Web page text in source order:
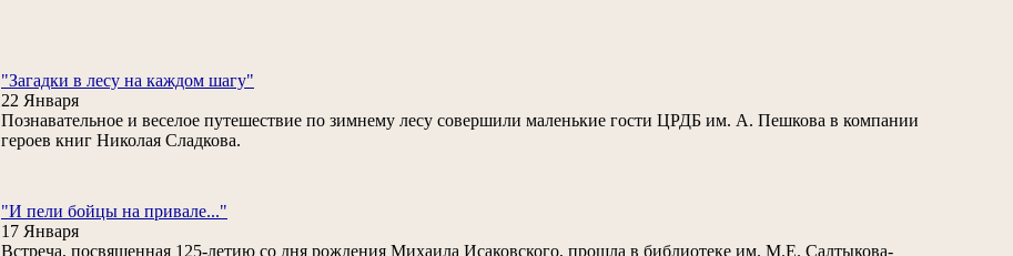
"Загадки в лесу на каждом шагу"
22 Января
Познавательное и веселое путешествие по зимнему лесу совершили маленькие гости ЦРДБ им. А. Пешкова в компании
героев книг Николая Сладкова.
"И пели бойцы на привале..."
17 Января
Встреча, посвященная 125-летию со дня рождения Михаила Исаковского, прошла в библиотеке им. М.Е. Салтыкова-